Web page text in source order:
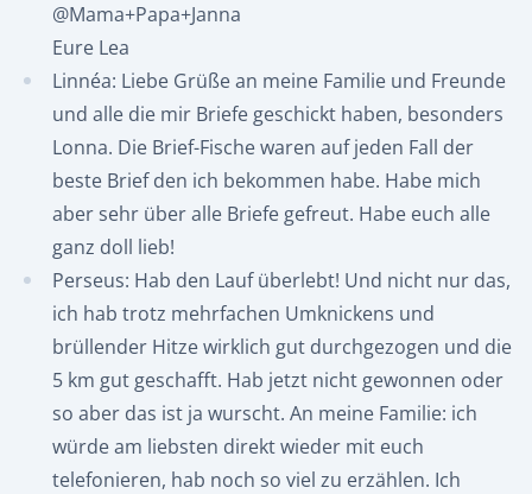
@Mama+Papa+Janna
Eure Lea
Linnéa: Liebe Grüße an meine Familie und Freunde
und alle die mir Briefe geschickt haben, besonders
Lonna. Die Brief-Fische waren auf jeden Fall der
beste Brief den ich bekommen habe. Habe mich
aber sehr über alle Briefe gefreut. Habe euch alle
ganz doll lieb!
Perseus: Hab den Lauf überlebt! Und nicht nur das,
ich hab trotz mehrfachen Umknickens und
brüllender Hitze wirklich gut durchgezogen und die
5 km gut geschafft. Hab jetzt nicht gewonnen oder
so aber das ist ja wurscht. An meine Familie: ich
würde am liebsten direkt wieder mit euch
telefonieren, hab noch so viel zu erzählen. Ich